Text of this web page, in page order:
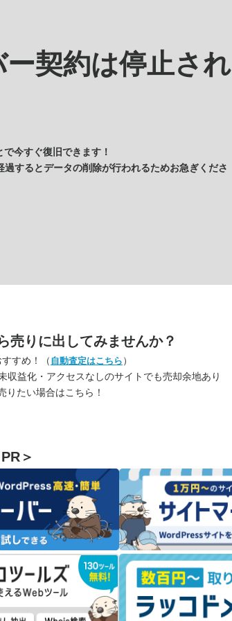
ー契約は停止され
で今すぐ復旧できます！
するとデータの削除が行われるためお急ぎくださ
売りに出してみませんか？
すめ！（自動査定はこちら ）
収益化・アクセスなしのサイトでも売却余地あり
りたい場合はこちら！
PR＞